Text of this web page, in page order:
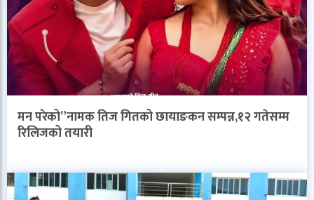
मन परेको”नामक तिज गितको छायाङकन सम्पन्न,१२ गतेसम्म
रिलिजको तयारी